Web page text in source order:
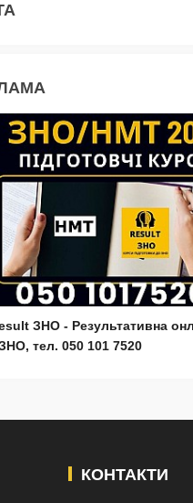
ЗНО - Результативна
тел. 050 101 7520
КОНТАКТИ